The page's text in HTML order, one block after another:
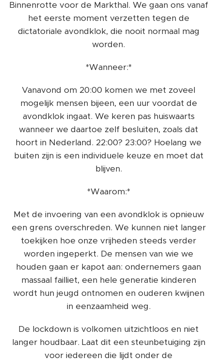
Binnenrotte voor de Markthal. We gaan ons vanaf
het eerste moment verzetten tegen de
dictatoriale avondklok, die nooit normaal mag
worden.
*Wanneer:*
Vanavond om 20:00 komen we met zoveel
mogelijk mensen bijeen, een uur voordat de
avondklok ingaat. We keren pas huiswaarts
wanneer we daartoe zelf besluiten, zoals dat
hoort in Nederland. 22:00? 23:00? Hoelang we
buiten zijn is een individuele keuze en moet dat
blijven.
*Waarom:*
Met de invoering van een avondklok is opnieuw
een grens overschreden. We kunnen niet langer
toekijken hoe onze vrijheden steeds verder
worden ingeperkt. De mensen van wie we
houden gaan er kapot aan: ondernemers gaan
massaal failliet, een hele generatie kinderen
wordt hun jeugd ontnomen en ouderen kwijnen
in eenzaamheid weg.
De lockdown is volkomen uitzichtloos en niet
langer houdbaar. Laat dit een steunbetuiging zijn
voor iedereen die lijdt onder de